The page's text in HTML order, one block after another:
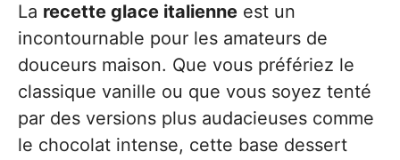
La recette glace italienne est un
incontournable pour les amateurs de
douceurs maison. Que vous préfériez le
classique vanille ou que vous soyez tenté
par des versions plus audacieuses comme
le chocolat intense, cette base dessert